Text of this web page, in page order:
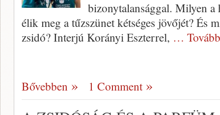
bizonytalansággal. Milyen
élik meg a tűzszünet kétséges jövőjét? És
zsidó? Interjú Korányi Eszterrel, …
Bővebben 1 Comment